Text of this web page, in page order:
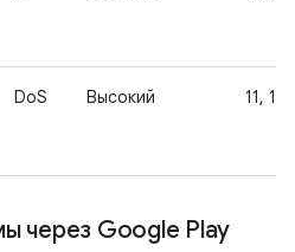
DoS Высокий 11,
через Google Play